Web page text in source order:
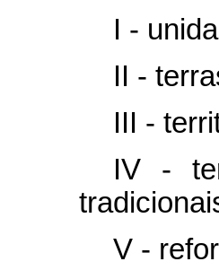
I -
II -
III -
IV -
V -